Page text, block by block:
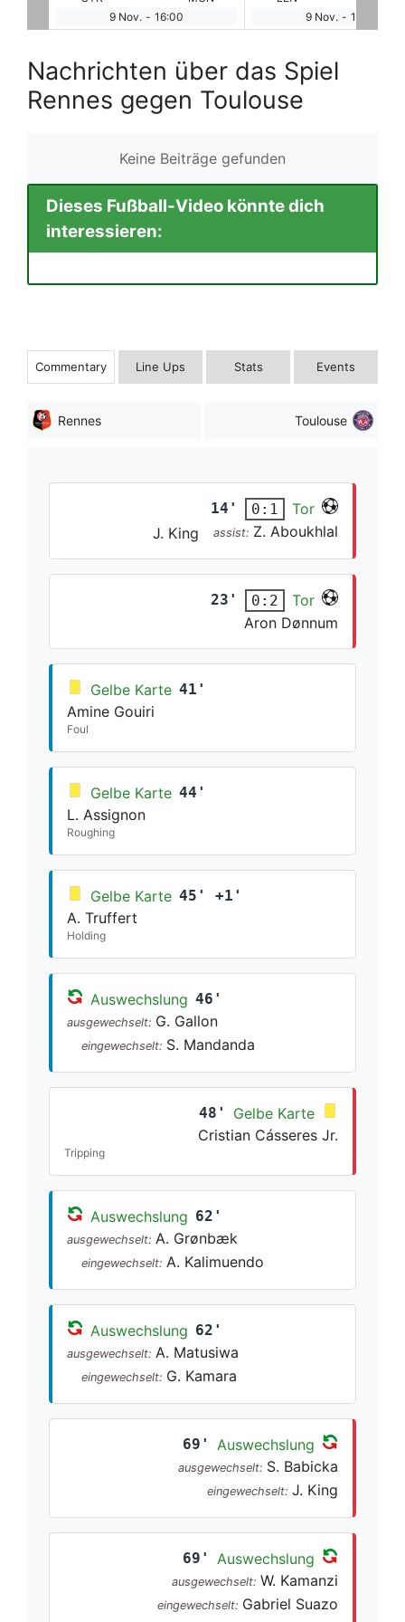
9 Nov. - 18:00
9 Nov. - 20:00
Nachrichten über das Spiel
Rennes gegen Toulouse
Keine Beiträge gefunden
Dieses Fußball-Video könnte dich
interessieren:
Commentary Line Ups Stats Events
Rennes Toulouse
14' 0:1
Tor
J. King
assist: Z. Aboukhlal
23' 0:2
Tor
Aron Dønnum
Gelbe Karte 41'
Amine Gouiri
Foul
Gelbe Karte 44'
L. Assignon
Roughing
Gelbe Karte 45' +1'
A. Truffert
Holding
Auswechslung 46'
ausgewechselt: G. Gallon
eingewechselt: S. Mandanda
48'
Gelbe Karte
Cristian Cásseres Jr.
Tripping
Auswechslung 62'
ausgewechselt: A. Grønbæk
eingewechselt: A. Kalimuendo
Auswechslung 62'
ausgewechselt: A. Matusiwa
eingewechselt: G. Kamara
69' Auswechslung
ausgewechselt: S. Babicka
eingewechselt: J. King
69' Auswechslung
ausgewechselt: W. Kamanzi
eingewechselt: Gabriel Suazo